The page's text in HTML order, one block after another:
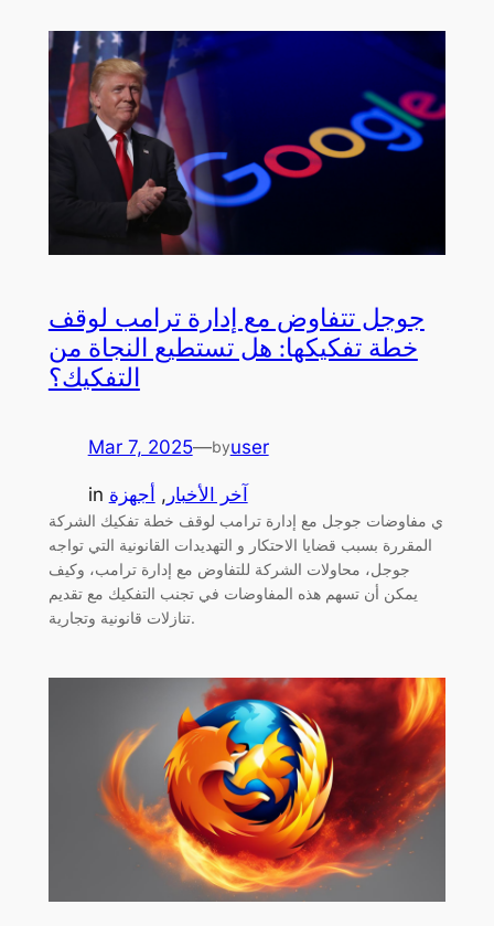
جوجل تتفاوض مع إدارة ترامب لوقف
خطة تفكيكها: هل تستطيع النجاة من
التفكيك؟
Mar 7, 2025—byuser
in آخر الأخبار , أجهزة
ي مفاوضات جوجل مع إدارة ترامب لوقف خطة تفكيك الشركة
المقررة بسبب قضايا الاحتكار و التهديدات القانونية التي تواجه
جوجل، محاولات الشركة للتفاوض مع إدارة ترامب، وكيف
يمكن أن تسهم هذه المفاوضات في تجنب التفكيك مع تقديم
تنازلات قانونية وتجارية.